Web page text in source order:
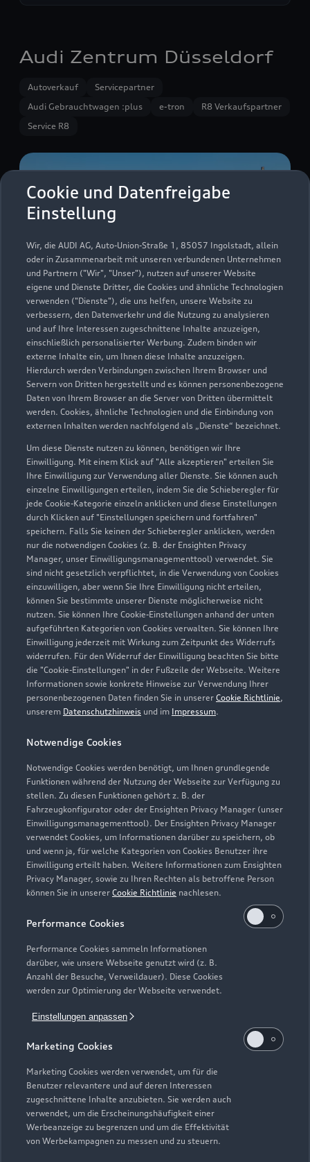
Cookie und Datenfreigabe
Einstellung
Wir, die AUDI AG, Auto-Union-Straße 1, 85057 Ingolstadt, allein
oder in Zusammenarbeit mit unseren verbundenen Unternehmen
und Partnern ("Wir", "Unser"), nutzen auf unserer Website
eigene und Dienste Dritter, die Cookies und ähnliche Technologien
verwenden ("Dienste"), die uns helfen, unsere Website zu
verbessern, den Datenverkehr und die Nutzung zu analysieren
und auf Ihre Interessen zugeschnittene Inhalte anzuzeigen,
einschließlich personalisierter Werbung. Zudem binden wir
externe Inhalte ein, um Ihnen diese Inhalte anzuzeigen.
Hierdurch werden Verbindungen zwischen Ihrem Browser und
Servern von Dritten hergestellt und es können personenbezogene
Daten von Ihrem Browser an die Server von Dritten übermittelt
werden. Cookies, ähnliche Technologien und die Einbindung von
externen Inhalten werden nachfolgend als „Dienste“ bezeichnet.
Um diese Dienste nutzen zu können, benötigen wir Ihre
Einwilligung. Mit einem Klick auf "Alle akzeptieren" erteilen Sie
Ihre Einwilligung zur Verwendung aller Dienste. Sie können auch
einzelne Einwilligungen erteilen, indem Sie die Schieberegler für
jede Cookie-Kategorie einzeln anklicken und diese Einstellungen
durch Klicken auf "Einstellungen speichern und fortfahren"
speichern. Falls Sie keinen der Schieberegler anklicken, werden
nur die notwendigen Cookies (z. B. der Ensighten Privacy
Manager, unser Einwilligungsmanagementtool) verwendet. Sie
sind nicht gesetzlich verpflichtet, in die Verwendung von Cookies
einzuwilligen, aber wenn Sie Ihre Einwilligung nicht erteilen,
können Sie bestimmte unserer Dienste möglicherweise nicht
nutzen. Sie können Ihre Cookie-Einstellungen anhand der unten
aufgeführten Kategorien von Cookies verwalten. Sie können Ihre
Einwilligung jederzeit mit Wirkung zum Zeitpunkt des Widerrufs
widerrufen. Für den Widerruf der Einwilligung beachten Sie bitte
die "Cookie-Einstellungen" in der Fußzeile der Webseite. Weitere
Informationen sowie konkrete Hinweise zur Verwendung Ihrer
personenbezogenen Daten finden Sie in unserer Cookie Richtlinie,
unserem Datenschutzhinweis und im Impressum.
Notwendige Cookies
Notwendige Cookies werden benötigt, um Ihnen grundlegende
Funktionen während der Nutzung der Webseite zur Verfügung zu
stellen. Zu diesen Funktionen gehört z. B. der
Fahrzeugkonfigurator oder der Ensighten Privacy Manager (unser
Einwilligungsmanagementtool). Der Ensighten Privacy Manager
verwendet Cookies, um Informationen darüber zu speichern, ob
und wenn ja, für welche Kategorien von Cookies Benutzer ihre
Einwilligung erteilt haben. Weitere Informationen zum Ensighten
Privacy Manager, sowie zu Ihren Rechten als betroffene Person
können Sie in unserer Cookie Richtlinie nachlesen.
Performance Cookies
Performance Cookies sammeln Informationen
darüber, wie unsere Webseite genutzt wird (z. B.
Anzahl der Besuche, Verweildauer). Diese Cookies
werden zur Optimierung der Webseite verwendet.
Einstellungen anpassen
Marketing Cookies
Marketing Cookies werden verwendet, um für die
Benutzer relevantere und auf deren Interessen
zugeschnittene Inhalte anzubieten. Sie werden auch
verwendet, um die Erscheinungshäufigkeit einer
Werbeanzeige zu begrenzen und um die Effektivität
von Werbekampagnen zu messen und zu steuern.
Audi Zentrum Düsseldorf
Autoverkauf
Servicepartner
Audi Gebrauchtwagen :plus
e-tron
R8 Verkaufspartner
Service R8
Höherweg 210
40233 Düsseldorf
0211 77040
info_51@gottfried-schultz.de
Kontaktdaten herunterladen
Öffnungszeiten
Verkauf
Geschlossen
öffnet am Samstag 09:00
Service
Geschlossen, öffnet am Samstag 09:00
Teile- und Zubehörverkauf
Geschlossen,öffnet amSamstag 09:00
Schautag
Geschlossen,öffnet am Samstag 09:00
Zurück nach oben
Modelle
Elektromodelle
Plug-in-Hybride
Neuwagensuche
Gebrauchtwagensuche
Geschäftskunden
Service & Zubehör
Saisonale Angebote
Audi Services
Garantie
Audi digital services
myAudi
Support
Audi Code
Häufige Fragen (FAQ)
Audi Online Beratung
Über Audi
Unternehmen
Karriere
Investor Relations
© 2026 AUDI AG. Alle Rechte vorbehalten